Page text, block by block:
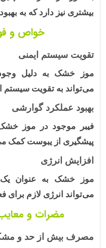
بیشتری نیز دارد که به
خواص و
تقویت سیستم ایمنی
موز خشک به دلیل وجود
می‌تواند به تقویت سیستم
بهبود عملکرد گوارشی
فیبر موجود در موز
پیشگیری از یبوست کمک
افزایش انرژی
موز خشک به عنوان یک
می‌تواند انرژی لازم برای
مضرات و
مصرف بیش از حد و